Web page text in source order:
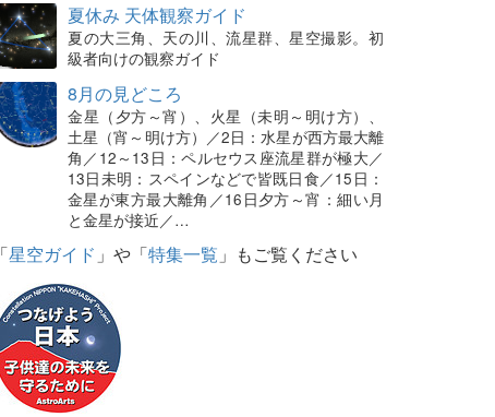
夏休み 天体観察ガイド
夏の大三角、天の川、流星群、星空撮影。初
級者向けの観察ガイド
8月の見どころ
金星（夕方～宵）、火星（未明～明け方）、
土星（宵～明け方）／2日：水星が西方最大離
角／12～13日：ペルセウス座流星群が極大／
13日未明：スペインなどで皆既日食／15日：
金星が東方最大離角／16日夕方～宵：細い月
と金星が接近／…
「星空ガイド 」や「特集一覧 」もご覧ください